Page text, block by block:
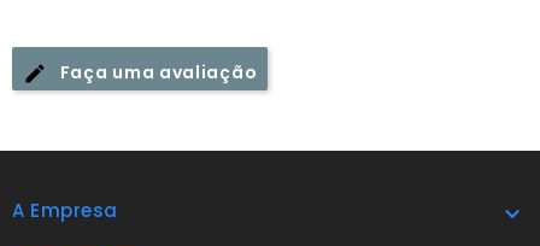
Faça uma avaliação
A Empresa 